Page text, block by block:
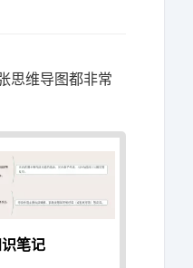
思维导图都非常
笔记